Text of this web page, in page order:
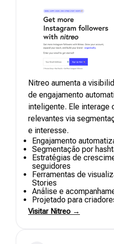
Nitreo aumenta a
de engajamento
inteligente. Ele interage
relevantes via
e interesse.
Engajamento
Segmentação por
Estratégias de
seguidores
Ferramentas de
Stories
Análise e
Projetado para
Visitar Nitreo →